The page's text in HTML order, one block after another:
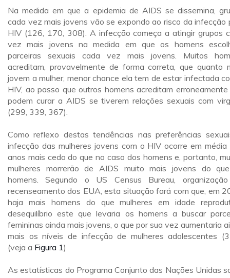
Na medida em que a epidemia de AIDS se dissemina,
cada vez mais jovens vão se expondo ao risco da infecção
HIV (126, 170, 308). A infecção começa a atingir grupos
vez mais jovens na medida em que os homens
parceiras sexuais cada vez mais jovens. Muitos
acreditam, provavelmente de forma correta, que quanto
jovem a mulher, menor chance ela tem de estar infectada
HIV, ao passo que outros homens acreditam erroneamente
podem curar a AIDS se tiverem relações sexuais com
(299, 339, 367).
Como reflexo destas tendências nas preferências
infecção das mulheres jovens com o HIV ocorre em média
anos mais cedo do que no caso dos homens e, portanto,
mulheres morrerão de AIDS muito mais jovens do
homens. Segundo o US Census Bureau,
recenseamento dos EUA, esta situação fará com que, em
haja mais homens do que mulheres em idade
desequilíbrio este que levaria os homens a buscar
femininas ainda mais jovens, o que por sua vez aumentaria
mais os níveis de infecção de mulheres adolescentes
(veja a Figura 1)
As estatísticas do Programa Conjunto das Nações Unidas